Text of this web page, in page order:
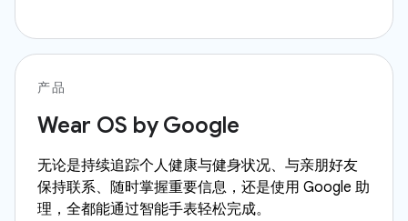
产品
Wear OS by Google
无论是持续追踪个人健康与健身状况、与亲朋好友
保持联系、随时掌握重要信息，还是使用 Google 助
理，全都能通过智能手表轻松完成。